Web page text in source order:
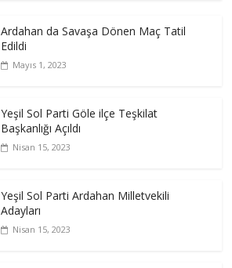
Ardahan da Savaşa Dönen Maç Tatil
Edildi
Mayıs 1, 2023
Yeşil Sol Parti Göle ilçe Teşkilat
Başkanlığı Açıldı
Nisan 15, 2023
Yeşil Sol Parti Ardahan Milletvekili
Adayları
Nisan 15, 2023